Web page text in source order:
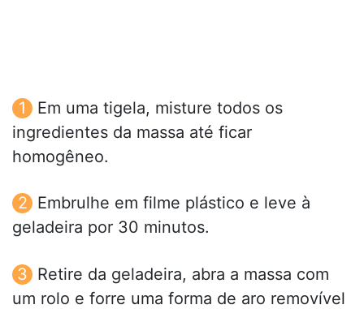
Em uma tigela, misture todos os
ingredientes da massa até ficar
homogêneo.
Embrulhe em filme plástico e leve à
geladeira por 30 minutos.
Retire da geladeira, abra a massa com
um rolo e forre uma forma de aro removível